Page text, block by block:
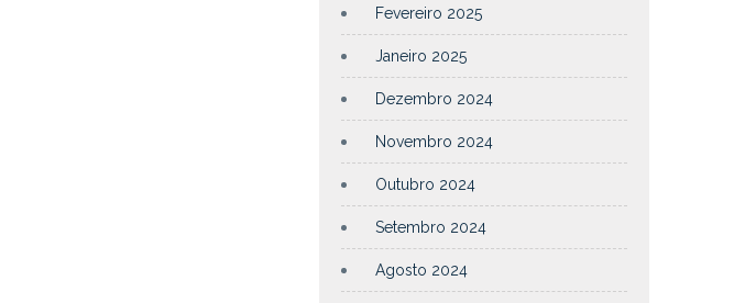
Fevereiro 2025
Janeiro 2025
Dezembro 2024
Novembro 2024
Outubro 2024
Setembro 2024
Agosto 2024